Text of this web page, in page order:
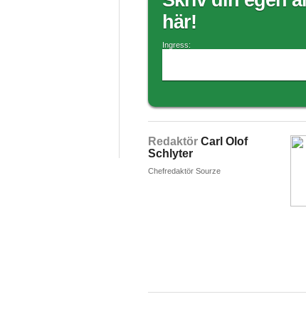
här!
Ingress:
Redaktör Carl Olof
Schlyter
Chefredaktör Sourze